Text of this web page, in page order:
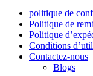
politique de
Politique de
Politique
Conditions
Contactez-nous
Blogs